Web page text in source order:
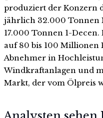
produziert der Konzern
jährlich 32.000 Tonnen
17.000 Tonnen 1-
auf 80 bis 100 Millionen
Abnehmer in
Windkraftanlagen und
Markt, der vom Ölpreis